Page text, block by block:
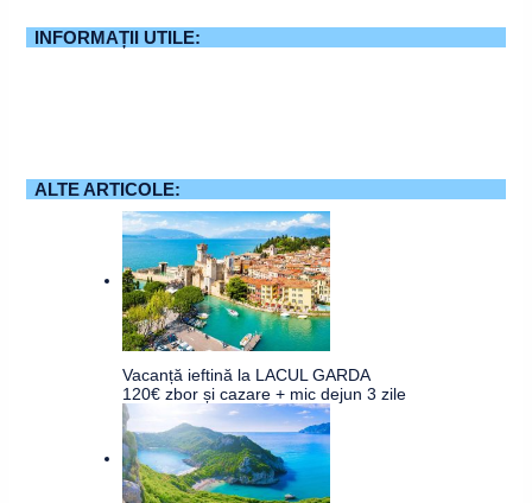
INFORMAȚII UTILE:
ALTE ARTICOLE:
Vacanță ieftină la LACUL GARDA
120€ zbor și cazare + mic dejun 3 zile